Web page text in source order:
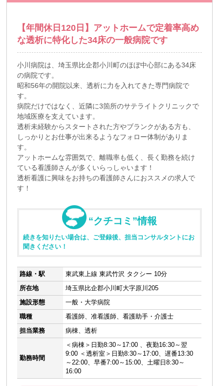
【年間休日120日】アットホームで定着率高め
な透析に特化した34床の一般病院です
小川病院は、埼玉県比企郡小川町のほぼ中心部にある34床
の病院です。
昭和56年の開院以来、透析に力を入れてきた専門病院で
す。
病院だけではなく、近隣に3箇所のサテライトクリニックで
地域医療を支えています。
透析未経験からスタートされた方やブランクがある方も、
しっかりとお仕事が出来るようなフォロー体制がありま
す。
アットホームな雰囲気で、離職率も低く、長く勤務を続け
ている看護師さんが多くいらっしゃいます！
透析看護に興味をお持ちの看護師さんにおススメの求人で
す！
“クチコミ”情報
続きを知りたい場合は、ご登録後、担当コンサルタントにお
聞きください！
路線・駅
東武東上線 東武竹沢 タクシー 10分
所在地
埼玉県比企郡小川町大字原川205
施設形態
一般・大学病院
職種
看護師、准看護師、看護助手・介護士
担当業務
病棟、透析
勤務時間
＜病棟＞日勤8:30～17:00 、夜勤16:30～翌
9:00 ＜透析室＞日勤8:30～17:00、遅番13:30
～22:00、早番7:00～15:00、土曜日8:30～
16:00